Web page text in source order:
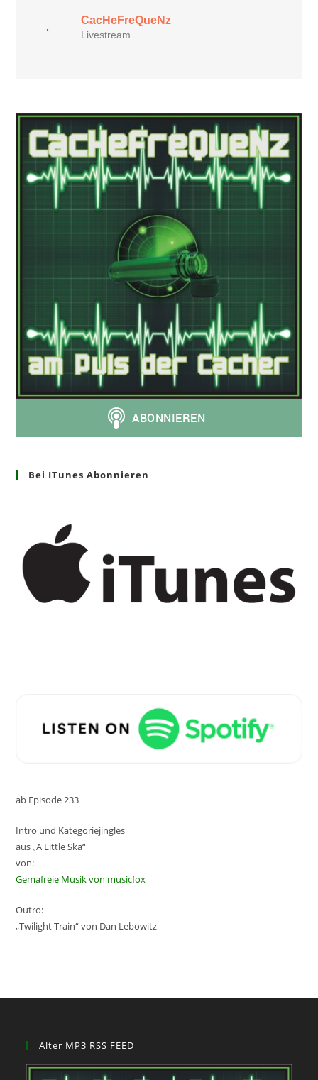
Bei ITunes Abonnieren
ab Episode 233
Intro und Kategoriejingles
aus „A Little Ska“
von:
Gemafreie Musik von musicfox
Outro:
„Twilight Train“ von Dan Lebowitz
Alter MP3 RSS FEED